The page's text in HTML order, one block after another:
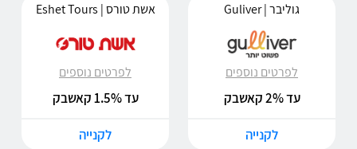
גוליבר | Guliver
לפרטים נוספים
עד 2% קאשבק
לקנייה
אשת טורס | Eshet Tours
לפרטים נוספים
עד 1.5% קאשבק
לקנייה